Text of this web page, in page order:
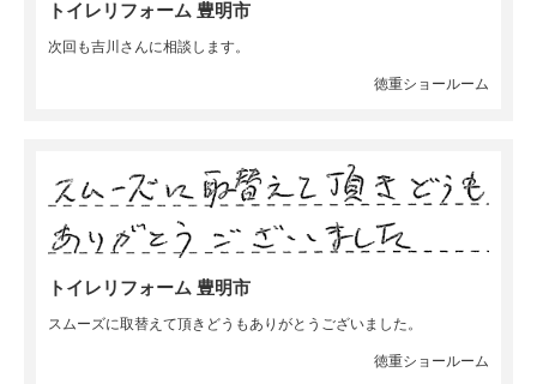
トイレリフォーム 豊明市
次回も吉川さんに相談します。
徳重ショールーム
トイレリフォーム 豊明市
スムーズに取替えて頂きどうもありがとうございました。
徳重ショールーム